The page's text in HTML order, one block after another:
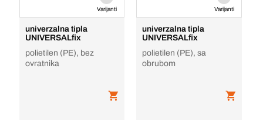
Varijanti
univerzalna tipla
UNIVERSALfix
polietilen (PE), bez
ovratnika
Varijanti
univerzalna tipla
UNIVERSALfix
polietilen (PE), sa
obrubom